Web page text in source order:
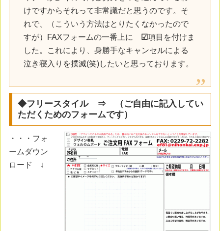
けですからそれって非常識だと思うのです。そ
れで、（こういう方法はとりたくなかったので
すが）FAXフォームの一番上に
☑項目を付けま
した。これにより、身勝手なキャンセルによる
泣き寝入りを撲滅(笑)したいと思っております。
◆フリースタイル ⇒ （ご自由に記入してい
ただくためのフォームです）
・・・フォ
ームダウン
ロード ↓